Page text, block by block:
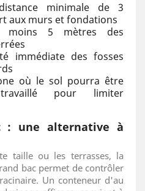
minimale de 3
aux murs et fondations
moins 5 mètres des
immédiate des fosses
où le sol pourra être
travaillé pour limiter
: une alternative à
taille ou les terrasses, la
bac permet de contrôler
Un conteneur d'au